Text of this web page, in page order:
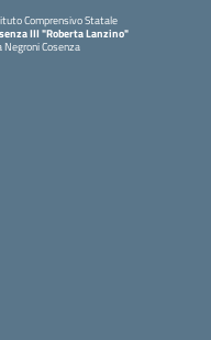
Comprensivo Statale
III "Roberta Lanzino"
Negroni Cosenza
Visita la pagina iniziale della scuola